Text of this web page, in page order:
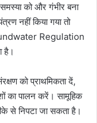
को और गंभीर बना
नहीं किया गया तो
Regulation
है।
को प्राथमिकता दें,
का पालन करें। सामूहिक
से निपटा जा सकता है।